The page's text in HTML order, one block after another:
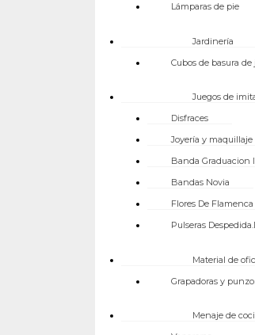
Lámparas de pie
Jardinería
Cubos de basura
Juegos de
Disfraces
Joyería y maquillaje
Banda Graduacion
Bandas Novia
Flores De Flamenca
Pulseras
Material de
Grapadoras y
Menaje de